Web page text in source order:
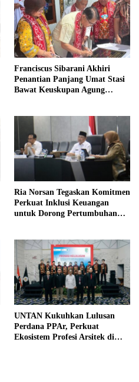
Franciscus Sibarani Akhiri
Penantian Panjang Umat Stasi
Bawat Keuskupan Agung
Ria Norsan Tegaskan Komitmen
Perkuat Inklusi Keuangan
untuk Dorong Pertumbuhan
UNTAN Kukuhkan Lulusan
Perdana PPAr, Perkuat
Ekosistem Profesi Arsitek di